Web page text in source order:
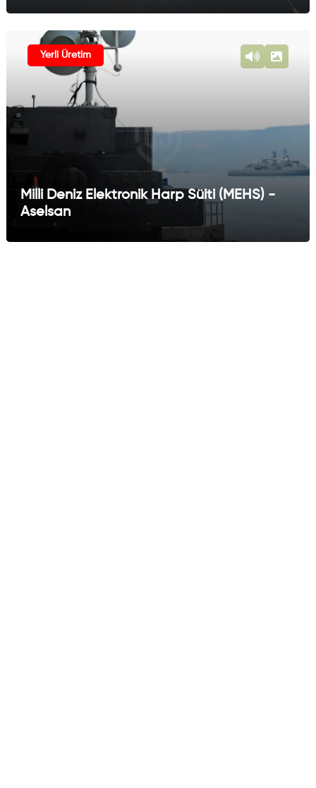
Yerli Üretim
Milli Deniz Elektronik Harp Süiti (MEHS) -
Aselsan